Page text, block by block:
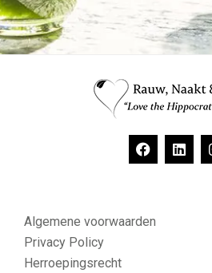
Algemene voorwaarden
Privacy Policy
Herroepingsrecht